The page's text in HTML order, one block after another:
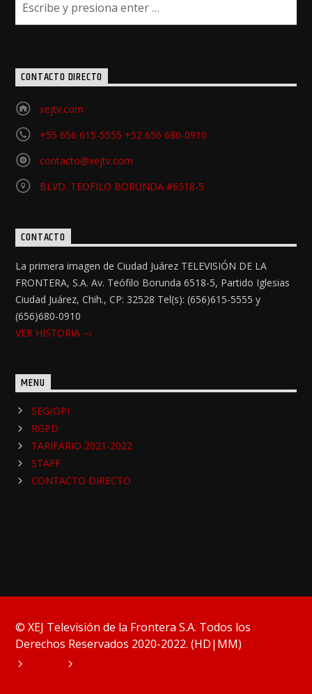
CONTACTO DIRECTO
xejtv.com
+55 656 615-5555 +52 656 680-0910
contacto@xejtv.com
BLVD. TEOFILO BORUNDA #6518-5
CONTACTO
La primera imagen de Ciudad Juárez TELEVISIÓN DE LA
FRONTERA, S.A. Av. Teófilo Borunda 6518-5, Partido Iglesias
Ciudad Juárez, Chih., CP: 32528 Tel(s): (656)615-5555 y
(656)680-0910
VER HISTORIA
MENU
SEG/OPI
RGPD
TARIFARIO 2021-2022
STAFF
CONTACTO DIRECTO
© XEJ Televisión de la Frontera S.A. Todos los
Derechos Reservados 2020-2022. (HD|MM)